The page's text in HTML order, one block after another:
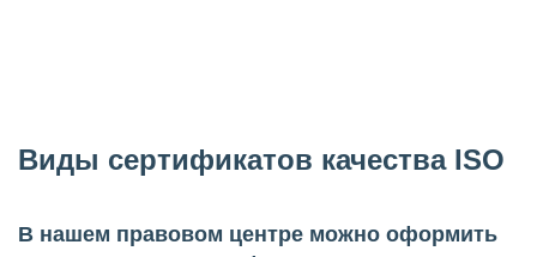
Виды сертификатов качества ISO
В нашем правовом центре можно оформить